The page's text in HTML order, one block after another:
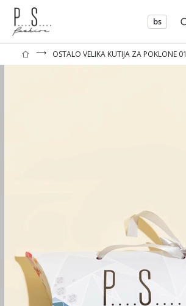
bs
⟶ OSTALO VELIKA KUTIJA ZA POKLONE 01